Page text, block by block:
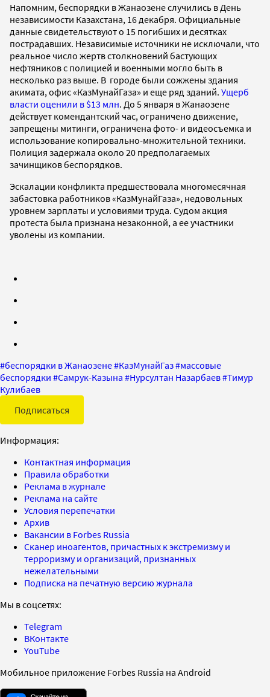
Напомним, беспорядки в Жанаозене случились в День
независимости Казахстана, 16 декабря. Официальные
данные свидетельствуют о 15 погибших и десятках
пострадавших. Независимые источники не исключали, что
реальное число жертв столкновений бастующих
нефтяников с полицией и военными могло быть в
несколько раз выше. В городе были сожжены здания
акимата, офис «КазМунайГаза» и еще ряд зданий. Ущерб
власти оценили в $13 млн. До 5 января в Жанаозене
действует комендантский час, ограничено движение,
запрещены митинги, ограничена фото- и видеосъемка и
использование копировально-множительной техники.
Полиция задержала около 20 предполагаемых
зачинщиков беспорядков.
Эскалации конфликта предшествовала многомесячная
забастовка работников «КазМунайГаза», недовольных
уровнем зарплаты и условиями труда. Судом акция
протеста была признана незаконной, а ее участники
уволены из компании.
#беспорядки в Жанаозене#КазМунайГаз#массовые
беспорядки #Самрук-Казына #Нурсултан Назарбаев#Тимур
Кулибаев
Подписаться
Информация:
Контактная информация
Правила обработки
Реклама в журнале
Реклама на сайте
Условия перепечатки
Архив
Вакансии в Forbes Russia
Сканер иноагентов, причастных к экстремизму и
терроризму и организаций, признанных
нежелательными
Подписка на печатную версию журнала
Мы в соцсетях:
Telegram
ВКонтакте
YouTube
Мобильное приложение Forbes Russia на Android